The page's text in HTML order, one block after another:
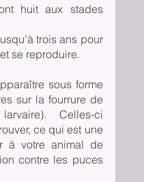
huit aux stades
trois ans pour
se reproduire.
sous forme
sur la fourrure de
Celles-ci
ce qui est une
à votre animal de
contre les puces